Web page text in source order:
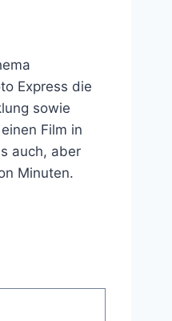
Express die
sowie
Film in
auch, aber
Minuten.